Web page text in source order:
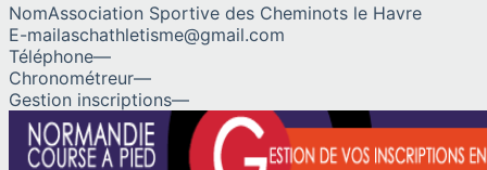
NomAssociation Sportive des Cheminots le Havre
E-mailaschathletisme@gmail.com
Téléphone—
Chronométreur—
Gestion inscriptions—